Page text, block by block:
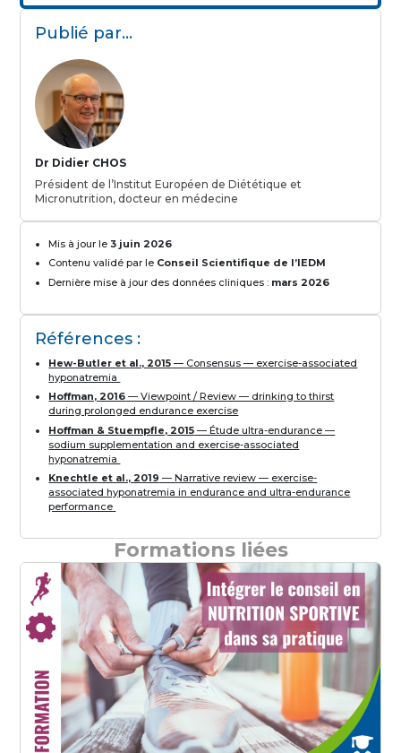
Publié par…
Dr Didier CHOS
Président de l’Institut Européen de Diététique et
Micronutrition, docteur en médecine
Mis à jour le 3 juin 2026
Contenu validé par le Conseil Scientifique de l’IEDM
Dernière mise à jour des données cliniques : mars 2026
Références :
Hew-Butler et al., 2015 — Consensus — exercise-associated
hyponatremia
Hoffman, 2016 — Viewpoint / Review — drinking to thirst
during prolonged endurance exercise
Hoffman & Stuempfle, 2015 — Étude ultra-endurance —
sodium supplementation and exercise-associated
hyponatremia
Knechtle et al., 2019 — Narrative review — exercise-
associated hyponatremia in endurance and ultra-endurance
performance
Formations liées